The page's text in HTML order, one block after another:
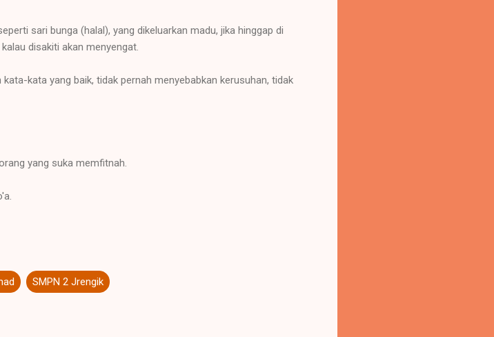
sari bunga (halal), yang dikeluarkan madu, jika hinggap di
disakiti akan menyengat.
kata yang baik, tidak pernah menyebabkan kerusuhan, tidak
yang suka memfitnah.
SMPN 2 Jrengik